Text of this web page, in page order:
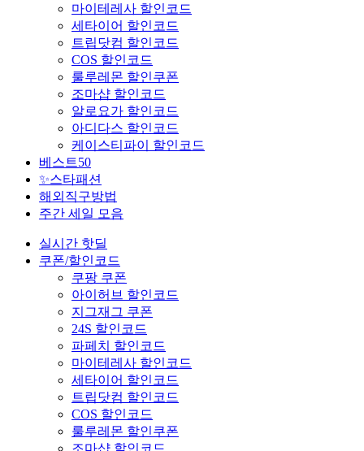
마이테레사 할인코드
세타이어 할인코드
트립닷컴 할인코드
COS 할인코드
룰루레몬 할인쿠폰
조마샵 할인코드
알로요가 할인코드
아디다스 할인코드
케이스티파이 할인코드
베스트50
✨스타패션
해외직구방법
주간 세일 모음
실시간 핫딜
쿠폰/할인코드
쿠팡 쿠폰
아이허브 할인코드
지그재그 쿠폰
24S 할인코드
파페치 할인코드
마이테레사 할인코드
세타이어 할인코드
트립닷컴 할인코드
COS 할인코드
룰루레몬 할인쿠폰